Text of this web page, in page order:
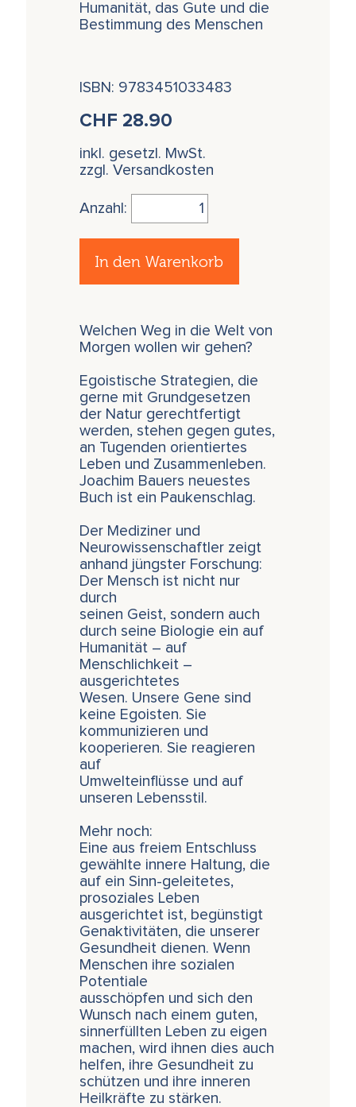
Humanität, das Gute und die
Bestimmung des Menschen
ISBN: 9783451033483
CHF28.90
inkl. gesetzl. MwSt.
zzgl. Versandkosten
Anzahl:
In den Warenkorb
Welchen Weg in die Welt von
Morgen wollen wir gehen?
Egoistische Strategien, die
gerne mit Grundgesetzen
der Natur gerechtfertigt
werden, stehen gegen gutes,
an Tugenden orientiertes
Leben und Zusammenleben.
Joachim Bauers neuestes
Buch ist ein Paukenschlag.
Der Mediziner und
Neurowissenschaftler zeigt
anhand jüngster Forschung:
Der Mensch ist nicht nur
durch
seinen Geist, sondern auch
durch seine Biologie ein auf
Humanität – auf
Menschlichkeit –
ausgerichtetes
Wesen. Unsere Gene sind
keine Egoisten. Sie
kommunizieren und
kooperieren. Sie reagieren
auf
Umwelteinflüsse und auf
unseren Lebensstil.
Mehr noch:
Eine aus freiem Entschluss
gewählte innere Haltung, die
auf ein Sinn-geleitetes,
prosoziales Leben
ausgerichtet ist, begünstigt
Genaktivitäten, die unserer
Gesundheit dienen. Wenn
Menschen ihre sozialen
Potentiale
ausschöpfen und sich den
Wunsch nach einem guten,
sinnerfüllten Leben zu eigen
machen, wird ihnen dies auch
helfen, ihre Gesundheit zu
schützen und ihre inneren
Heilkräfte zu stärken.